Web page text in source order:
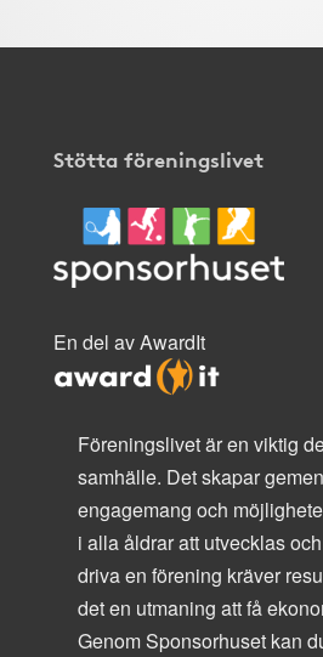
Stötta föreningslivet
En del av AwardIt
Föreningslivet är en viktig
samhälle. Det skapar
engagemang och
i alla åldrar att utvecklas
driva en förening kräver
det en utmaning att få
Genom Sponsorhuset kan